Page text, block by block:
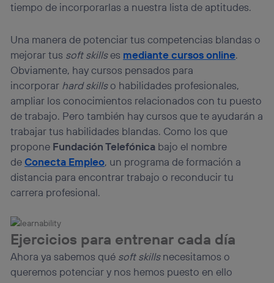
tiempo de incorporarlas a nuestra lista de aptitudes.
Una manera de potenciar tus competencias blandas o
mejorar tus soft skillses mediante cursos online.
Obviamente, hay cursos pensados para
incorporar hard skillso habilidades profesionales,
ampliar los conocimientos relacionados con tu puesto
de trabajo. Pero también hay cursos que te ayudarán a
trabajar tus habilidades blandas. Como los que
propone Fundación Telefónica bajo el nombre
deConecta Empleo, un programa de formación a
distancia para encontrar trabajo o reconducir tu
carrera profesional.
Ejercicios para entrenar cada día
Ahora ya sabemos qué soft skillsnecesitamos o
queremos potenciar y nos hemos puesto en ello